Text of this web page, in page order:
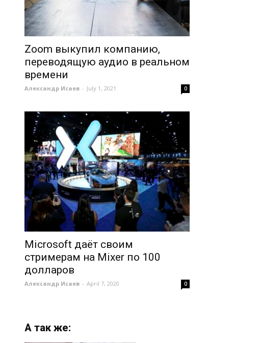
Zoom выкупил компанию,
переводящую аудио в реальном
времени
Александр Исаев - July 1, 2021 0
Microsoft даёт своим
стримерам на Mixer по 100
долларов
Александр Исаев - April 7, 2020 0
А так же: